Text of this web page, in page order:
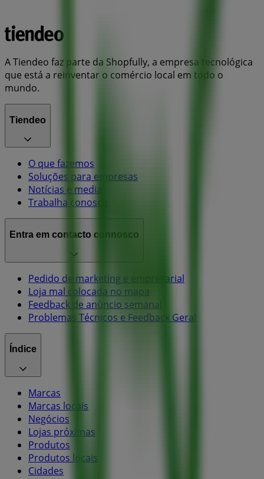
A Tiendeo faz parte da Shopfully, a empresa tecnológica
que está a reinventar o comércio local em todo o
mundo.
Tiendeo
O que fazemos
Soluções para empresas
Notícias e media
Trabalha conosco
Entra em contacto connosco
Pedido de marketing e empresarial
Loja mal colocada no mapa
Feedback de anúncio semanal
Problemas Técnicos e Feedback Geral
Índice
Marcas
Marcas locais
Negócios
Lojas próximas
Produtos
Produtos locais
Cidades